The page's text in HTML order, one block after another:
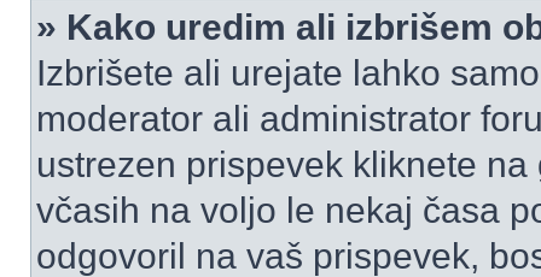
» Kako uredim ali izbrišem
Izbrišete ali urejate lahko
moderator ali administrator
ustrezen prispevek kliknete
včasih na voljo le nekaj časa
odgovoril na vaš prispevek,